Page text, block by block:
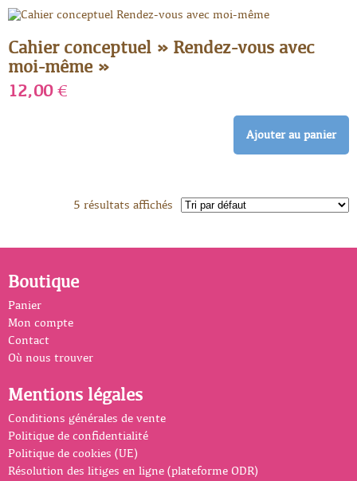
Cahier conceptuel » Rendez-vous avec
moi-même »
12,00€
Ajouter au panier
5 résultats affichés
Boutique
Panier
Mon compte
Contact
Où nous trouver
Mentions légales
Conditions générales de vente
Politique de confidentialité
Politique de cookies (UE)
Résolution des litiges en ligne (plateforme ODR)